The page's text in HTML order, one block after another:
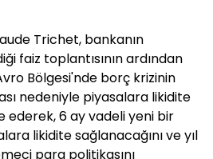
Trichet, bankanın
faiz toplantısının ardından
Bölgesi'nde borç krizinin
nedeniyle piyasalara likidite
ederek, 6 ay vadeli yeni bir
likidite sağlanacağını ve yıl
para politikasını